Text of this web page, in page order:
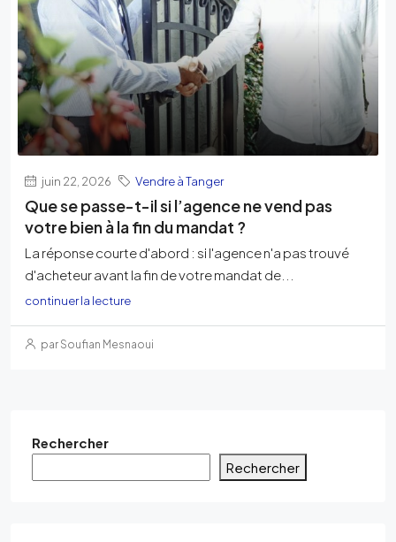
juin 22, 2026 Vendre à Tanger
Que se passe-t-il si l’agence ne vend pas
votre bien à la fin du mandat ?
La réponse courte d'abord : si l'agence n'a pas trouvé
d'acheteur avant la fin de votre mandat de...
continuer la lecture
par Soufian Mesnaoui
Rechercher
Rechercher